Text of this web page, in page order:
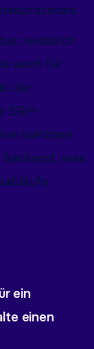
wodurch
auch für
der
ERP-
nahtlose
was
ein
einen